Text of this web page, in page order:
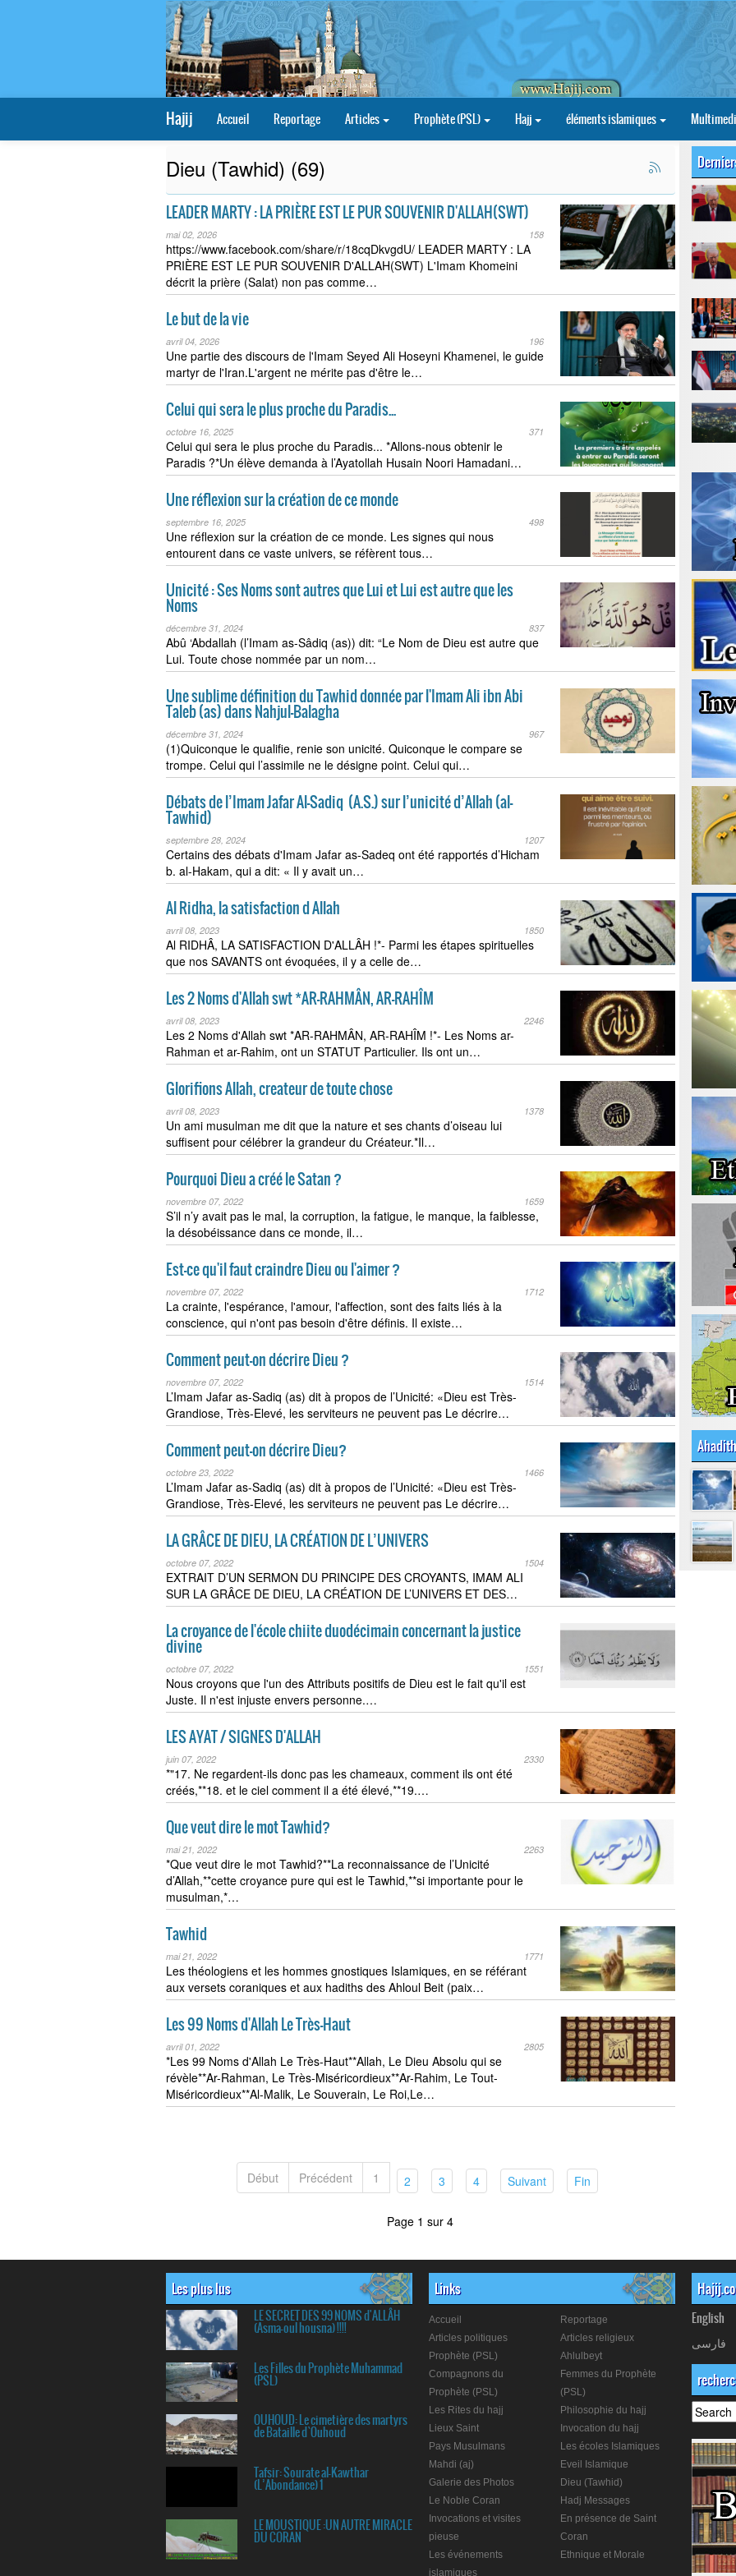
Hajij Accueil Reportage Articles Prophète (PSL) Hajj éléments islamiques
Dieu (Tawhid) (69)
LEADER MARTY : LA PRIÈRE EST LE PUR SOUVENIR D'ALLAH(SWT)
mai 02, 2026 158
https://www.facebook.com/share/r/18cqDkvgdU/ LEADER MARTY : LA
PRIÈRE EST LE PUR SOUVENIR D'ALLAH(SWT) L'Imam Khomeini
décrit la prière (Salat) non pas comme…
Le but de la vie
avril 04, 2026 196
Une partie des discours de l'Imam Seyed Ali Hoseyni Khamenei, le guide
martyr de l'Iran.L'argent ne mérite pas d'être le…
Celui qui sera le plus proche du Paradis...
octobre 16, 2025 371
Celui qui sera le plus proche du Paradis... *Allons-nous obtenir le
Paradis ?*Un élève demanda à l’Ayatollah Husain Noori Hamadani…
Une réflexion sur la création de ce monde
septembre 16, 2025 498
Une réflexion sur la création de ce monde. Les signes qui nous
entourent dans ce vaste univers, se réfèrent tous…
Unicité : Ses Noms sont autres que Lui et Lui est autre que les
Noms
décembre 31, 2024 837
Abû ‘Abdallah (l’Imam as-Sâdiq (as)) dit: “Le Nom de Dieu est autre que
Lui. Toute chose nommée par un nom…
Une sublime définition du Tawhid donnée par l'Imam Ali ibn Abi
Taleb (as) dans Nahjul-Balagha
décembre 31, 2024 967
(1)Quiconque le qualifie, renie son unicité. Quiconque le compare se
trompe. Celui qui l’assimile ne le désigne point. Celui qui…
Débats de l’Imam Jafar Al-Sadiq ‎ (A.S.) ‎sur l’unicité d’Allah (al-
Tawhid)
septembre 28, 2024 1207
Certains des débats d'Imam Jafar as-Sadeq ont été rapportés d’Hicham
b. al-Hakam, qui a dit: « Il y avait un…
Al Ridha, la satisfaction d Allah
avril 08, 2023 1850
Al RIDHÂ, LA SATISFACTION D'ALLÂH !*- Parmi les étapes spirituelles
que nos SAVANTS ont évoquées, il y a celle de…
Les 2 Noms d'Allah swt *AR-RAHMÂN, AR-RAHÎM
avril 08, 2023 2246
Les 2 Noms d'Allah swt *AR-RAHMÂN, AR-RAHÎM !*- Les Noms ar-
Rahman et ar-Rahim, ont un STATUT Particulier. Ils ont un…
Glorifions Allah, createur de toute chose
avril 08, 2023 1378
Un ami musulman me dit que la nature et ses chants d’oiseau lui
suffisent pour célébrer la grandeur du Créateur.*Il…
Pourquoi Dieu a créé le Satan ?
novembre 07, 2022 1659
S’il n’y avait pas le mal, la corruption, la fatigue, le manque, la faiblesse,
la désobéissance dans ce monde, il…
Est-ce qu'il faut craindre Dieu ou l'aimer ?
novembre 07, 2022 1712
La crainte, l'espérance, l'amour, l'affection, sont des faits liés à la
conscience, qui n'ont pas besoin d'être définis. Il existe…
Comment peut-on décrire Dieu ?
novembre 07, 2022 1514
L’Imam Jafar as-Sadiq (as) dit à propos de l’Unicité: «Dieu est Très-
Grandiose, Très-Elevé, les serviteurs ne peuvent pas Le décrire…
Comment peut-on décrire Dieu?
octobre 23, 2022 1466
L’Imam Jafar as-Sadiq (as) dit à propos de l’Unicité: «Dieu est Très-
Grandiose, Très-Elevé, les serviteurs ne peuvent pas Le décrire…
LA GRÂCE DE DIEU, LA CRÉATION DE L’UNIVERS
octobre 07, 2022 1504
EXTRAIT D’UN SERMON DU PRINCIPE DES CROYANTS, IMAM ALI
SUR LA GRÂCE DE DIEU, LA CRÉATION DE L’UNIVERS ET DES…
La croyance de l'école chiite duodécimain concernant la justice
divine
octobre 07, 2022 1551
Nous croyons que l'un des Attributs positifs de Dieu est le fait qu'il est
Juste. Il n'est injuste envers personne.…
LES AYAT / SIGNES D'ALLAH
juin 07, 2022 2330
*"17. Ne regardent-ils donc pas les chameaux, comment ils ont été
créés,**18. et le ciel comment il a été élevé,**19.…
Que veut dire le mot Tawhid?
mai 21, 2022 2263
*Que veut dire le mot Tawhid?**La reconnaissance de l’Unicité
d’Allah,**cette croyance pure qui est le Tawhid,**si importante pour le
musulman,*…
Tawhid
mai 21, 2022 1771
Les théologiens et les hommes gnostiques Islamiques, en se référant
aux versets coraniques et aux hadiths des Ahloul Beit (paix…
Les 99 Noms d'Allah Le Très-Haut
avril 01, 2022 2805
*Les 99 Noms d'Allah Le Très-Haut**Allah, Le Dieu Absolu qui se
révèle**Ar-Rahman, Le Très-Miséricordieux**Ar-Rahim, Le Tout-
Miséricordieux**Al-Malik, Le Souverain, Le Roi,Le…
Début Précédent 1 2(current)
3(current)
4(current)Suivant(current)
Fin(current)
Page 1 sur 4
Ahadith
Les plus lus
LE SECRET DES 99 NOMS d'ALLÂH
(Asma-oul housna) !!!!
Les Filles du Prophète Muhammad
(PSL)
OUHOUD: Le cimetière des martyrs
de Bataille d`Ouhoud
Tafsir: Sourate al-Kawthar
(L’Abondance) 1
LE MOUSTIQUE :UN AUTRE MIRACLE
DU CORAN
Links
Accueil
Reportage
Articles politiques
Articles religieux
Prophète (PSL)
Ahlulbeyt
Compagnons du
Prophète (PSL)
Femmes du Prophète
(PSL)
Les Rites du hajj
Philosophie du hajj
Lieux Saint
Invocation du hajj
Pays Musulmans
Les écoles Islamiques
Mahdi (aj)
Eveil Islamique
Galerie des Photos
Dieu (Tawhid)
Le Noble Coran
Hadj Messages
Invocations et visites
pieuse
En présence de Saint
Coran
Les événements
islamiques
Ethnique et Morale
English
فارسی